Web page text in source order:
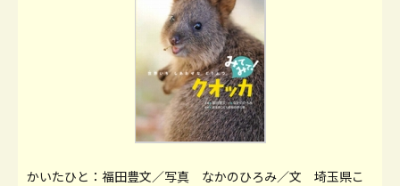
かいたひと：福田豊文／写真 なかのひろみ／文 埼玉県こ